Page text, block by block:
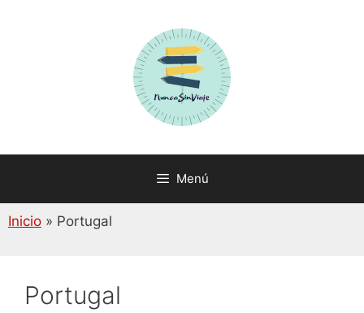
Menú
Inicio » Portugal
Portugal